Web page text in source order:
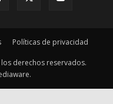
Políticas de privacidad
derechos reservados.